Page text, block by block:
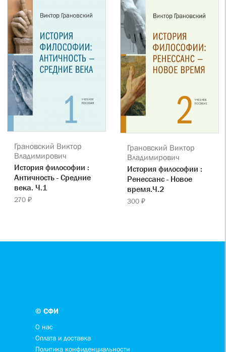
Грановский Виктор
Владимирович
История философии :
Античность - Средние
века. Ч.1
270 ₽
Грановский Виктор
Владимирович
История философии :
Ренессанс - Новое
время.Ч.2
300 ₽
© СФИ
О нас
Оплата и доставка
Политика конфиденциальности